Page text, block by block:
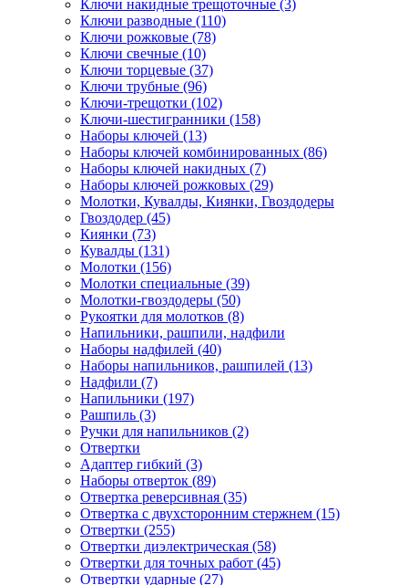
Ключи накидные трещоточные (3)
Ключи разводные (110)
Ключи рожковые (78)
Ключи свечные (10)
Ключи торцевые (37)
Ключи трубные (96)
Ключи-трещотки (102)
Ключи-шестигранники (158)
Наборы ключей (13)
Наборы ключей комбинированных (86)
Наборы ключей накидных (7)
Наборы ключей рожковых (29)
Молотки, Кувалды, Киянки, Гвоздодеры
Гвоздодер (45)
Киянки (73)
Кувалды (131)
Молотки (156)
Молотки специальные (39)
Молотки-гвоздодеры (50)
Рукоятки для молотков (8)
Напильники, рашпили, надфили
Наборы надфилей (40)
Наборы напильников, рашпилей (13)
Надфили (7)
Напильники (197)
Рашпиль (3)
Ручки для напильников (2)
Отвертки
Адаптер гибкий (3)
Наборы отверток (89)
Отвертка реверсивная (35)
Отвертка с двухсторонним стержнем (15)
Отвертки (255)
Отвертки диэлектрическая (58)
Отвертки для точных работ (45)
Отвертки ударные (27)